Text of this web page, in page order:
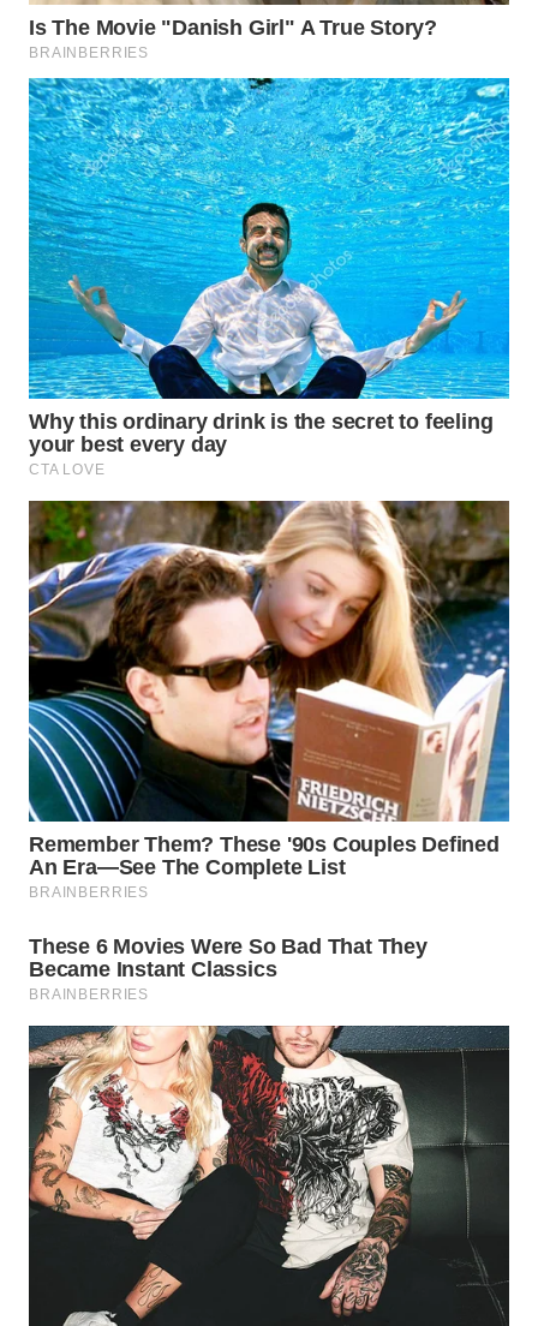
PERSONA
WAHANA
OTOMOTIF
WAHANA
HEALTH
WAHANA
DESA
WISATA
LAPAK
WAHANA
Wahana
Network
KONSUMEN
LISTRIK
MASYARAKAT
KELISTRIKAN
WALINKI
ID
MAWAKA
MARTABAT
PLN
MKLI
LPKKI
LKKI